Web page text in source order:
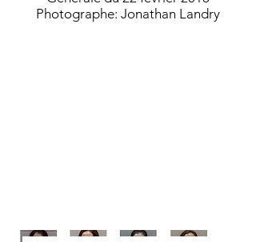
Photographe: Jonathan Landry